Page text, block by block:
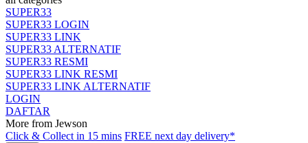
SUPER33
SUPER33 LOGIN
SUPER33 LINK
SUPER33 ALTERNATIF
SUPER33 RESMI
SUPER33 LINK RESMI
SUPER33 LINK ALTERNATIF
LOGIN
DAFTAR
More from Jewson
Click & Collect in 15 mins FREE next day delivery*